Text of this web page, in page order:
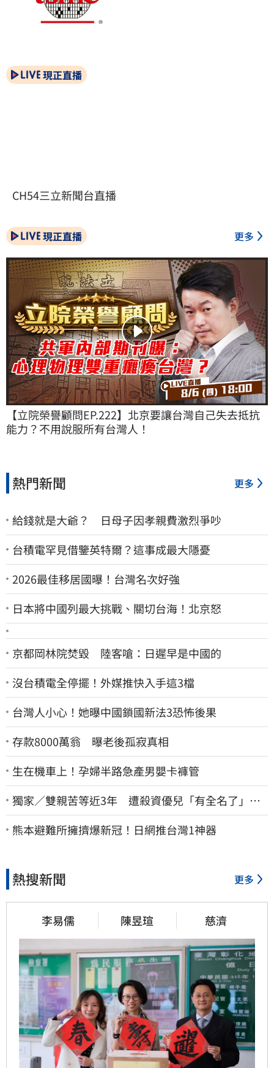
現正直播
CH54三立新聞台直播
現正直播 更多
【立院榮譽顧問EP.222】北京要讓台灣自己失去抵抗
能力？不用說服所有台灣人！
熱門新聞 更多
給錢就是大爺？ 日母子因孝親費激烈爭吵
台積電罕見借鑒英特爾？這事成最大隱憂
2026最佳移居國曝！台灣名次好強
日本將中國列最大挑戰、關切台海！北京怒
京都岡林院焚毀 陸客嗆：日遲早是中國的
沒台積電全停擺！外媒推快入手這3檔
台灣人小心！她曝中國鎖國新法3恐怖後果
存款8000萬翁 曝老後孤寂真相
生在機車上！孕婦半路急產男嬰卡褲管
獨家／雙親苦等近3年 遭殺資優兒「有全名了」！
乾妹稱賠償恐毀她未來
熊本避難所擁擠爆新冠！日網推台灣1神器
熱搜新聞 更多
李易儒 陳昱瑄 慈濟